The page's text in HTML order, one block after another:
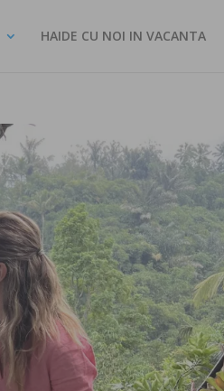
HAIDE CU NOI IN VACANTA